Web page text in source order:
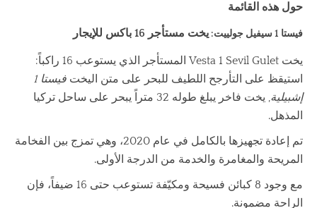
حول هذه القائمة
فيستا 1 سيفيل جولييت: يخت مستأجر 16 باكس للإيجار
يخت Vesta 1 Sevil Gulet المستأجر الذي يستوعب 16 راكباً:
استيقظ على التأرجح اللطيف للبحر على متن اليخت
فيستا 1
إشبيلية
, يخت فاخر يبلغ طوله 32 متراً يبحر على ساحل تركيا
المذهل.
تم إعادة تجهيزها بالكامل في عام 2020، وهي تمزج بين الفخامة
المريحة والمغامرة والخدمة من الدرجة الأولى.
مع وجود 8 كبائن فسيحة ومكيّفة تستوعب حتى 16 ضيفاً، فإن
الراحة مضمونة.